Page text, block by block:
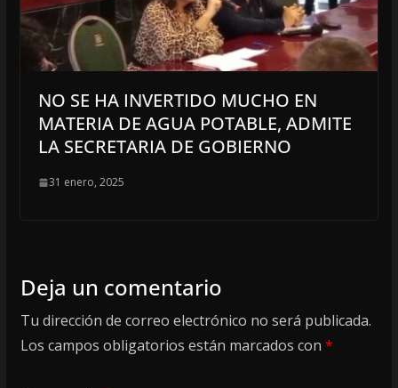
NO SE HA INVERTIDO MUCHO EN
MATERIA DE AGUA POTABLE, ADMITE
LA SECRETARIA DE GOBIERNO
31 enero, 2025
Deja un comentario
Tu dirección de correo electrónico no será publicada.
Los campos obligatorios están marcados con *